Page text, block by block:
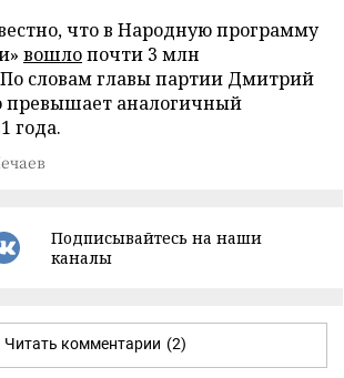
что в Народную программу
вошлопочти 3 млн
словам главы партии Дмитрий
превышает аналогичный
года.
Подписывайтесь на наши
каналы
Читать комментарии (2)